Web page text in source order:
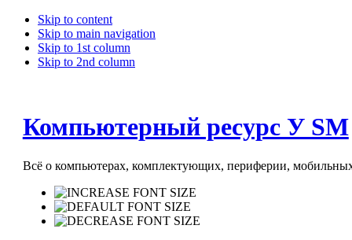
Skip to content
Skip to main navigation
Skip to 1st column
Skip to 2nd column
Компьютерный ресурс У SM
Всё о компьютерах, комплектующих, периферии, мобильных